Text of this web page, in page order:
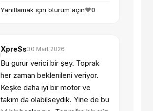
Yanıtlamak için oturum açın❤️0
XpreSs30 Mart 2026
Bu gurur verici bir şey. Toprak
her zaman beklenileni veriyor.
Keşke daha iyi bir motor ve
takım da olabilseydik. Yine de bu